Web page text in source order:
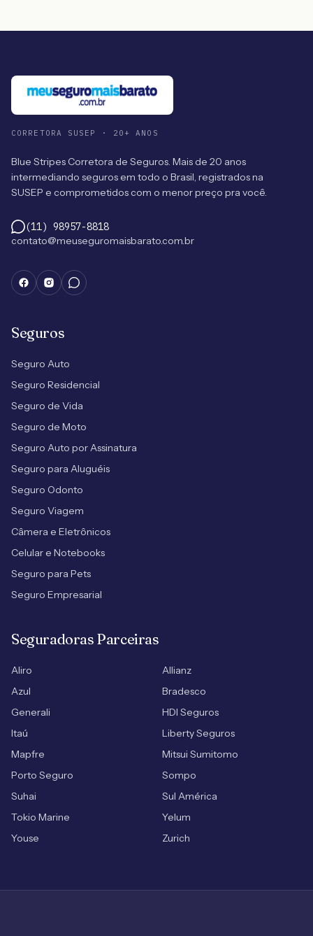
CORRETORA SUSEP · 20+ ANOS
Blue Stripes Corretora de Seguros. Mais de 20 anos
intermediando seguros em todo o Brasil, registrados na
SUSEP e comprometidos com o menor preço pra você.
(11) 98957-8818
contato@meuseguromaisbarato.com.br
Seguros
Seguro Auto
Seguro Residencial
Seguro de Vida
Seguro de Moto
Seguro Auto por Assinatura
Seguro para Aluguéis
Seguro Odonto
Seguro Viagem
Câmera e Eletrônicos
Celular e Notebooks
Seguro para Pets
Seguro Empresarial
Seguradoras Parceiras
Aliro
Allianz
Azul
Bradesco
Generali
HDI Seguros
Itaú
Liberty Seguros
Mapfre
Mitsui Sumitomo
Porto Seguro
Sompo
Suhai
Sul América
Tokio Marine
Yelum
Youse
Zurich